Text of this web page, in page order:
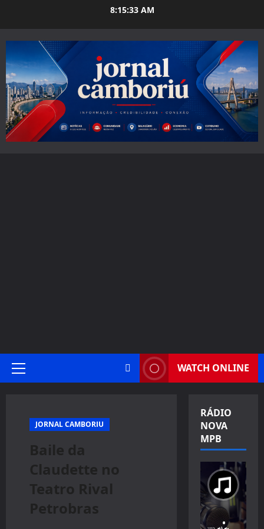
8:15:34 AM
Primary
WATCH ONLINE
JORNAL CAMBORIU
Baile da
Claudette no
Teatro Rival
Petrobras
RÁDIO
NOVA
MPB